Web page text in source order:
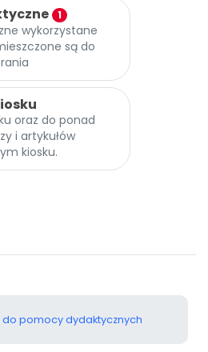
1
wykorzystane
są do
oraz do ponad
i artykułów
kiosku.
do pomocy dydaktycznych